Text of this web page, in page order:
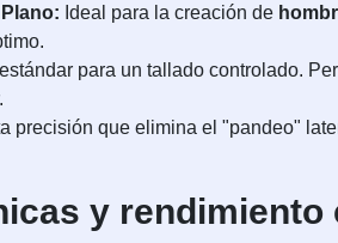
Ideal para la creación de
para un tallado controlado.
precisión que elimina el "pandeo"
y rendimiento